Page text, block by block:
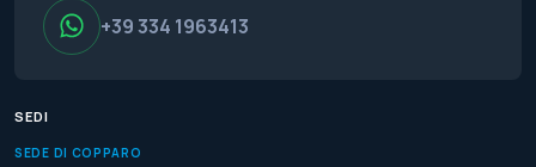
+39 334 1963413
SEDI
SEDE DI COPPARO